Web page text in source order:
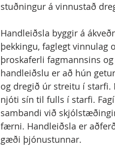
stuðningur á vinnustað
Handleiðsla byggir á
þekkingu, faglegt vinnulag
þroskaferli fagmannsins
handleiðslu er að hún
og dregið úr streitu í
njóti sín til fulls í starfi.
sambandi við
færni. Handleiðsla er
gæði þjónustunnar.